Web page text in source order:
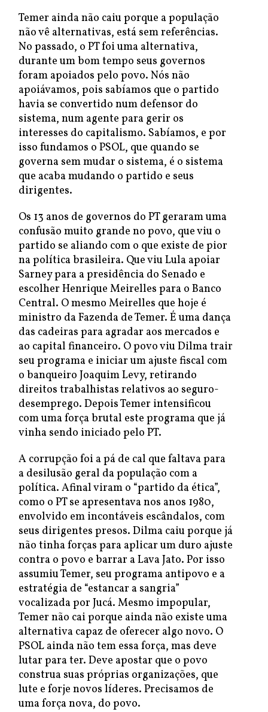
Temer ainda não caiu porque a população
não vê alternativas, está sem referências.
No passado, o PT foi uma alternativa,
durante um bom tempo seus governos
foram apoiados pelo povo. Nós não
apoiávamos, pois sabíamos que o partido
havia se convertido num defensor do
sistema, num agente para gerir os
interesses do capitalismo. Sabíamos, e por
isso fundamos o PSOL, que quando se
governa sem mudar o sistema, é o sistema
que acaba mudando o partido e seus
dirigentes.
Os 13 anos de governos do PT geraram uma
confusão muito grande no povo, que viu o
partido se aliando com o que existe de pior
na política brasileira. Que viu Lula apoiar
Sarney para a presidência do Senado e
escolher Henrique Meirelles para o Banco
Central. O mesmo Meirelles que hoje é
ministro da Fazenda de Temer. É uma dança
das cadeiras para agradar aos mercados e
ao capital financeiro. O povo viu Dilma trair
seu programa e iniciar um ajuste fiscal com
o banqueiro Joaquim Levy, retirando
direitos trabalhistas relativos ao seguro-
desemprego. Depois Temer intensificou
com uma força brutal este programa que já
vinha sendo iniciado pelo PT.
A corrupção foi a pá de cal que faltava para
a desilusão geral da população com a
política. Afinal viram o “partido da ética”,
como o PT se apresentava nos anos 1980,
envolvido em incontáveis escândalos, com
seus dirigentes presos. Dilma caiu porque já
não tinha forças para aplicar um duro ajuste
contra o povo e barrar a Lava Jato. Por isso
assumiu Temer, seu programa antipovo e a
estratégia de “estancar a sangria”
vocalizada por Jucá. Mesmo impopular,
Temer não cai porque ainda não existe uma
alternativa capaz de oferecer algo novo. O
PSOL ainda não tem essa força, mas deve
lutar para ter. Deve apostar que o povo
construa suas próprias organizações, que
lute e forje novos líderes. Precisamos de
uma força nova, do povo.